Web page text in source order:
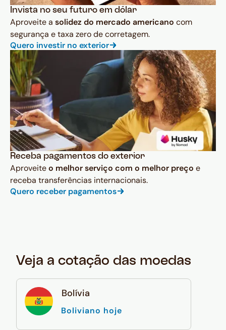
Invista no seu futuro em dólar
Aproveite a solidez do mercado americano com
segurança e taxa zero de corretagem.
Quero investir no exterior
Receba pagamentos do exterior
Aproveiteo melhor serviço com o melhor preço e
receba transferências internacionais.
Quero receber pagamentos
Veja a cotação das moedas
Bolívia
Boliviano hoje